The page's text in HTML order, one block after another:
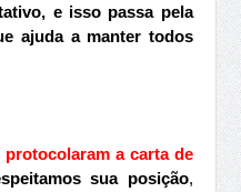
e isso passa pela
ajuda a manter todos
a carta de
sua posição,